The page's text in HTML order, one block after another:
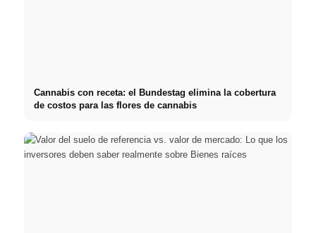
Cannabis con receta: el Bundestag elimina la cobertura
de costos para las flores de cannabis